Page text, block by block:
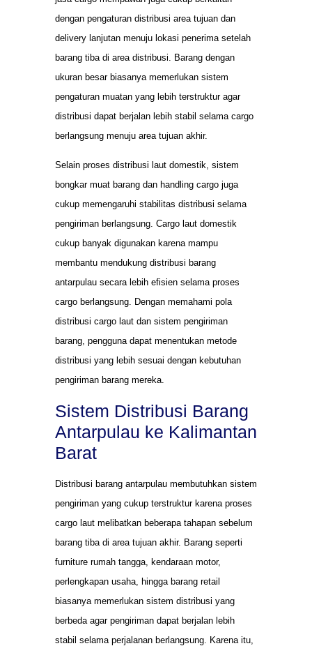
dengan pengaturan distribusi area tujuan dan
delivery lanjutan menuju lokasi penerima setelah
barang tiba di area distribusi. Barang dengan
ukuran besar biasanya memerlukan sistem
pengaturan muatan yang lebih terstruktur agar
distribusi dapat berjalan lebih stabil selama cargo
berlangsung menuju area tujuan akhir.
Selain proses distribusi laut domestik, sistem
bongkar muat barang dan handling cargo juga
cukup memengaruhi stabilitas distribusi selama
pengiriman berlangsung. Cargo laut domestik
cukup banyak digunakan karena mampu
membantu mendukung distribusi barang
antarpulau secara lebih efisien selama proses
cargo berlangsung. Dengan memahami pola
distribusi cargo laut dan sistem pengiriman
barang, pengguna dapat menentukan metode
distribusi yang lebih sesuai dengan kebutuhan
pengiriman barang mereka.
Sistem Distribusi Barang
Antarpulau ke Kalimantan
Barat
Distribusi barang antarpulau membutuhkan sistem
pengiriman yang cukup terstruktur karena proses
cargo laut melibatkan beberapa tahapan sebelum
barang tiba di area tujuan akhir. Barang seperti
furniture rumah tangga, kendaraan motor,
perlengkapan usaha, hingga barang retail
biasanya memerlukan sistem distribusi yang
berbeda agar pengiriman dapat berjalan lebih
stabil selama perjalanan berlangsung. Karena itu,